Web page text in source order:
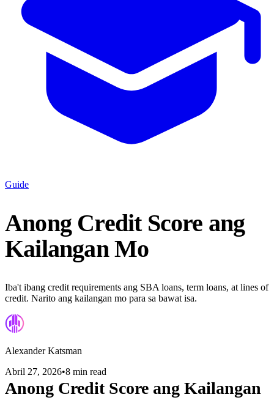
Guide
Anong Credit Score ang
Kailangan Mo
Iba't ibang credit requirements ang SBA loans, term loans, at lines of
credit. Narito ang kailangan mo para sa bawat isa.
Alexander Katsman
Abril 27, 2026•8 min read
Anong Credit Score ang Kailangan